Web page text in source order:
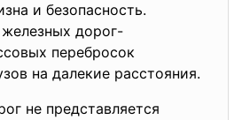
и безопасность.
дорог-
перебросок
на далекие расстояния.
не представляется